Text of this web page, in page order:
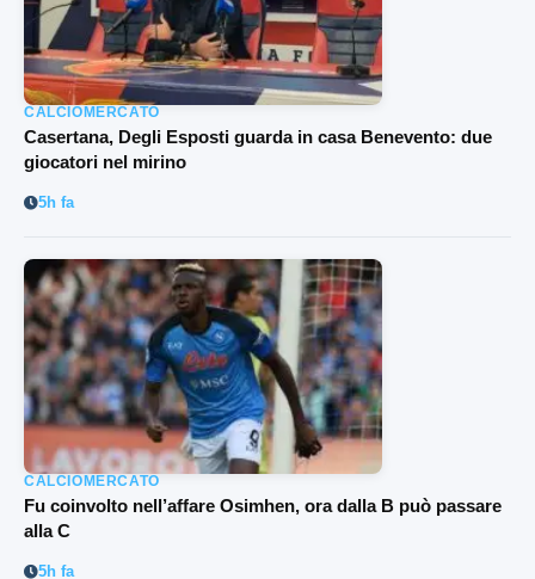
CALCIOMERCATO
Casertana, Degli Esposti guarda in casa Benevento: due
giocatori nel mirino
5h fa
CALCIOMERCATO
Fu coinvolto nell’affare Osimhen, ora dalla B può passare
alla C
5h fa